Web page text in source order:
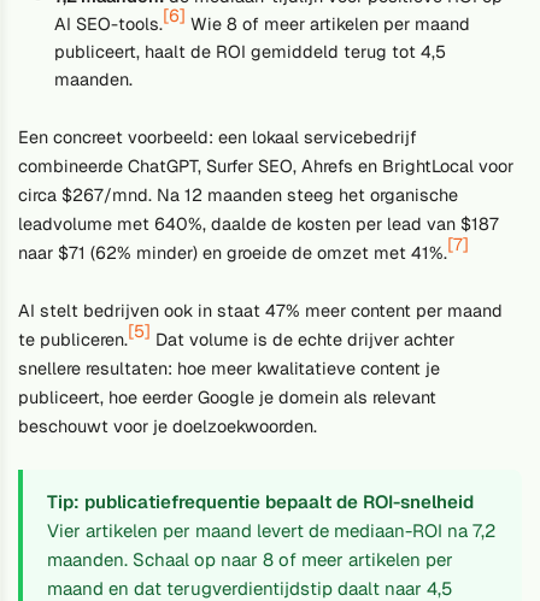
AI SEO-tools.[6] Wie 8 of meer artikelen per maand
publiceert, haalt de ROI gemiddeld terug tot 4,5
maanden.
Een concreet voorbeeld: een lokaal servicebedrijf
combineerde ChatGPT, Surfer SEO, Ahrefs en BrightLocal voor
circa $267/mnd. Na 12 maanden steeg het organische
leadvolume met 640%, daalde de kosten per lead van $187
naar $71 (62% minder) en groeide de omzet met 41%.[7]
AI stelt bedrijven ook in staat 47% meer content per maand
te publiceren.[5] Dat volume is de echte drijver achter
snellere resultaten: hoe meer kwalitatieve content je
publiceert, hoe eerder Google je domein als relevant
beschouwt voor je doelzoekwoorden.
Tip: publicatiefrequentie bepaalt de ROI-snelheid
Vier artikelen per maand levert de mediaan-ROI na 7,2
maanden. Schaal op naar 8 of meer artikelen per
maand en dat terugverdientijdstip daalt naar 4,5